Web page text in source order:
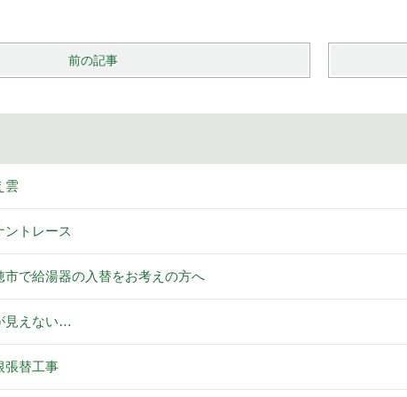
前の記事
雲
ントレース
市で給湯器の入替をお考えの方へ
見えない…
張替工事